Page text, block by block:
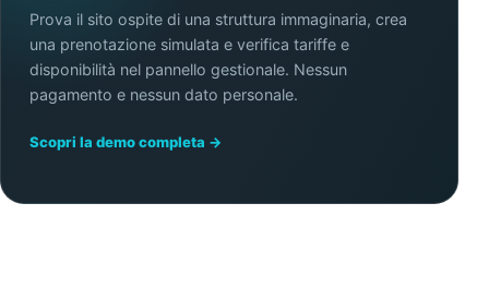
Prova il sito ospite di una struttura immaginaria, crea
una prenotazione simulata e verifica tariffe e
disponibilità nel pannello gestionale. Nessun
pagamento e nessun dato personale.
Scopri la demo completa →